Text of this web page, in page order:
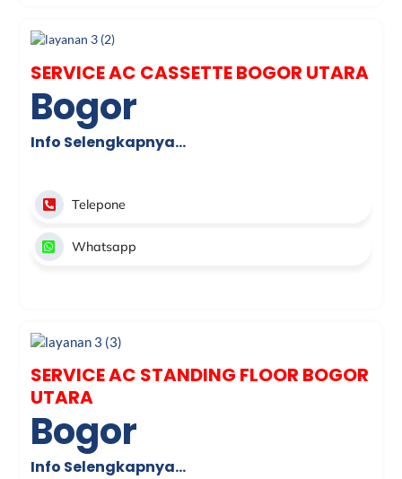
SERVICE AC CASSETTE BOGOR UTARA
Bogor
Info Selengkapnya…
Telepone
Whatsapp
SERVICE AC STANDING FLOOR BOGOR
UTARA
Bogor
Info Selengkapnya…